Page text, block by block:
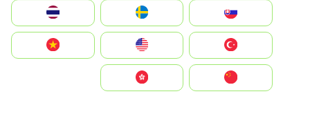
Slovensko
United States
Vietnam